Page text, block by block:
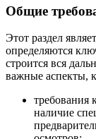
Общие
Этот раздел
определяются
строится вся
важные аспекты,
требования
наличие